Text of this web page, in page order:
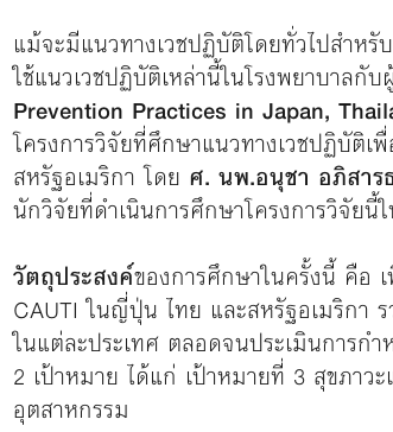
แม้จะมีแนวทางเวชปฏิบัติโดยทั่วไปสำห
ใช้แนวเวชปฏิบัติเหล่านี้ในโรงพยาบาลกั
Prevention Practices in Japan,
โครงการวิจัยที่ศึกษาแนวทางเวชปฏิบัติ
สหรัฐอเมริกา โดย ศ. นพ.อนุชา อภิสาร
นักวิจัยที่ดำเนินการศึกษาโครงการวิจัยนี้
วัตถุประสงค์ของการศึกษาในครั้งนี้ คือ
CAUTI ในญี่ปุ่น ไทย และสหรัฐอเมริกา
ในแต่ละประเทศ ตลอดจนประเมินการก
2 เป้าหมาย ได้แก่ เป้าหมายที่ 3 สุขภาว
อุตสาหกรรม